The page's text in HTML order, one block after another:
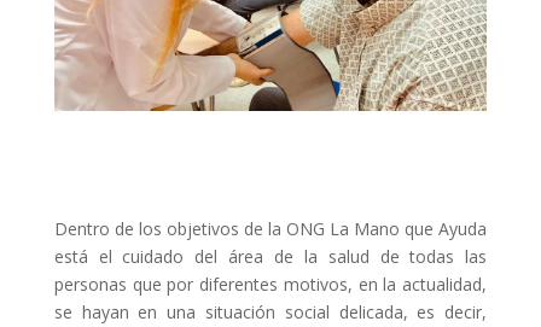
Dentro de los objetivos de la ONG La Mano que Ayuda
está el cuidado del área de la salud de todas las
personas que por diferentes motivos, en la actualidad,
se hayan en una situación social delicada, es decir,